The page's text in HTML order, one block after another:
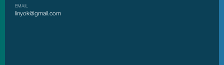
EMAIL
linyok@gmail.com